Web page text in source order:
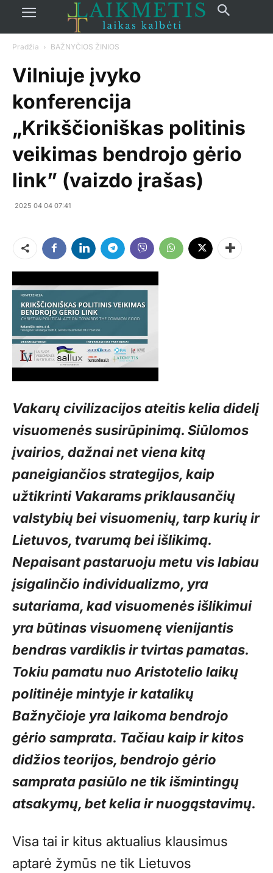
Pradžia BAŽNYČIOS ŽINIOS
Vilniuje įvyko
konferencija
„Krikščioniškas politinis
veikimas bendrojo gėrio
link” (vaizdo įrašas)
2025 04 04 07:41
Vakarų civilizacijos ateitis kelia didelį
visuomenės susirūpinimą. Siūlomos
įvairios, dažnai net viena kitą
paneigiančios strategijos, kaip
užtikrinti Vakarams priklausančių
valstybių bei visuomenių, tarp kurių ir
Lietuvos, tvarumą bei išlikimą.
Nepaisant pastaruoju metu vis labiau
įsigalinčio individualizmo, yra
sutariama, kad visuomenės išlikimui
yra būtinas visuomenę vienijantis
bendras vardiklis ir tvirtas pamatas.
Tokiu pamatu nuo Aristotelio laikų
politinėje mintyje ir katalikų
Bažnyčioje yra laikoma bendrojo
gėrio samprata. Tačiau kaip ir kitos
didžios teorijos, bendrojo gėrio
samprata pasiūlo ne tik išmintingų
atsakymų, bet kelia ir nuogąstavimų.
Visa tai ir kitus aktualius klausimus
aptarė žymūs ne tik Lietuvos